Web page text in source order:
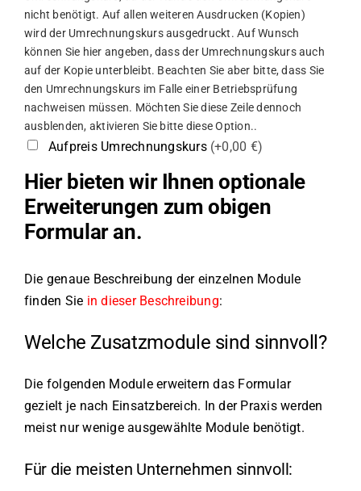
nicht benötigt. Auf allen weiteren Ausdrucken (Kopien)
wird der Umrechnungskurs ausgedruckt. Auf Wunsch
können Sie hier angeben, dass der Umrechnungskurs auch
auf der Kopie unterbleibt. Beachten Sie aber bitte, dass Sie
den Umrechnungskurs im Falle einer Betriebsprüfung
nachweisen müssen. Möchten Sie diese Zeile dennoch
ausblenden, aktivieren Sie bitte diese Option..
Aufpreis Umrechnungskurs (+0,00 €)
Hier bieten wir Ihnen optionale
Erweiterungen zum obigen
Formular an.
Die genaue Beschreibung der einzelnen Module
finden Sie in dieser Beschreibung:
Welche Zusatzmodule sind sinnvoll?
Die folgenden Module erweitern das Formular
gezielt je nach Einsatzbereich. In der Praxis werden
meist nur wenige ausgewählte Module benötigt.
Für die meisten Unternehmen sinnvoll: